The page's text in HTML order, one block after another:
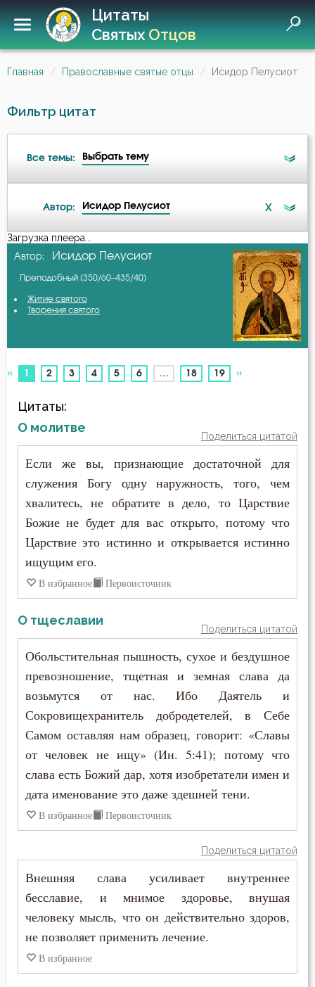
Цитаты
СвятыхОтцов
Главная Православные святые отцы Исидор Пелусиот
Фильтр цитат
Все темы: Выбрать тему
Беда
Бедность
Безмолвие
Благодать
Благочестие
Ближний
Блуд
Бог
Богатство
Богородица
Богоугождение
Болезнь
Борьба
Будущее
Воздаяние
Вознесение
Автор: Исидор Пелусиот X
А-я
Авва Дорофей
Авва Исайя (Скитский)
Авва Феона
Авва Филимон
Аврелий Августин
Амвросий Оптинский (Гренков)
Амфилохий Иконийский
Анастасий Антиохийский
Анастасий Синаит
Анатолий Оптинский (Зерцалов)
Антоний Оптинский (Путилов)
Арсений Великий
Афанасий (Сахаров)
Афанасий Великий
Варсонофий Оптинский (Плиханков)
Григорий Богослов
Григорий Великий (Двоеслов)
Григорий Нисский
Загрузка плеера...
Автор: Исидор Пелусиот
Преподобный (350/60–435/40)
Житие святого
Творения святого
« 1 (current)
2 3 4 5 6 … 18 19 »
Цитаты:
О молитве
Поделиться цитатой
Если же вы, признающие достаточной для
служения Богу одну наружность, того, чем
хвалитесь, не обратите в дело, то Царствие
Божие не будет для вас открыто, потому что
Царствие это истинно и открывается истинно
ищущим его.
В избранное Первоисточник
О тщеславии
Поделиться цитатой
Обольстительная пышность, сухое и бездушное
превозношение, тщетная и земная слава да
возьмутся от нас. Ибо Даятель и
Сокровищехранитель добродетелей, в Себе
Самом оставляя нам образец, говорит: «Славы
от человек не ищу» (Ин. 5:41); потому что
слава есть Божий дар, хотя изобретатели имен и
дата именование это даже здешней тени.
В избранное Первоисточник
Поделиться цитатой
Внешняя слава усиливает внутреннее
бесславие, и мнимое здоровье, внушая
человеку мысль, что он действительно здоров,
не позволяет применить лечение.
В избранное